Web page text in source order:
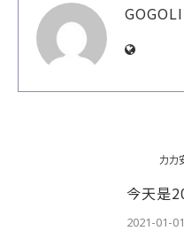
力力
今天是
2021-01-01